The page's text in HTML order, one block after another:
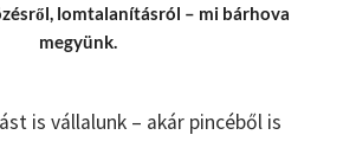
lomtalanításról – mi bárhova
megyünk.
is vállalunk – akár pincéből is